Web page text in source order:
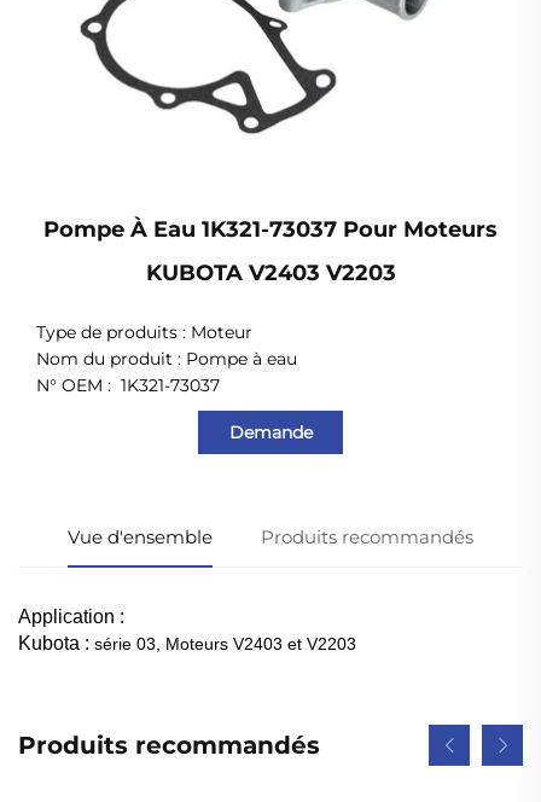
Pompe À Eau 1K321-73037 Pour Moteurs
KUBOTA V2403 V2203
Type de produits : Moteur
Nom du produit : Pompe à eau
N° OEM : 1K321-73037
Demande
Vue d'ensemble Produits recommandés
Application :
Kubota : série 03, Moteurs V2403 et V2203
Produits recommandés